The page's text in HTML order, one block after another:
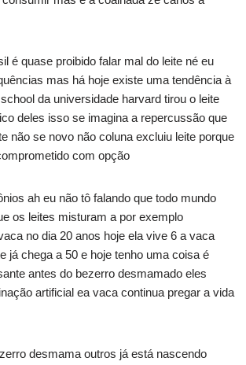
é quase proibido falar mal do leite né eu
mas há hoje existe uma tendência à
da universidade harvard tirou o leite
deles isso se imagina a repercussão que
não se novo não coluna excluiu leite porque
com opção
ah eu não tô falando que todo mundo
os leites misturam a por exemplo
no dia 20 anos hoje ela vive 6 a vaca
já chega a 50 e hoje tenho uma coisa é
antes do bezerro desmamado eles
artificial ea vaca continua pregar a vida
desmama outros já está nascendo